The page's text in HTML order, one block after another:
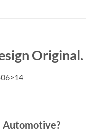
Original.
Automotive?